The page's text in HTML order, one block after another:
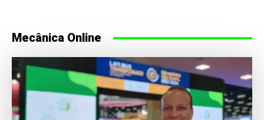
Mecânica Online